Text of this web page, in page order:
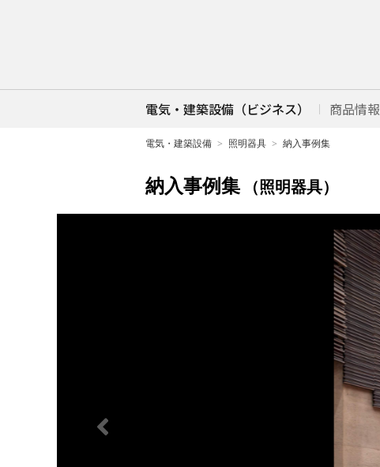
電気・建築設備（ビジネス） 商品情報
電気・建築設備 照明器具 納入事例集
納入事例集 （照明器具）